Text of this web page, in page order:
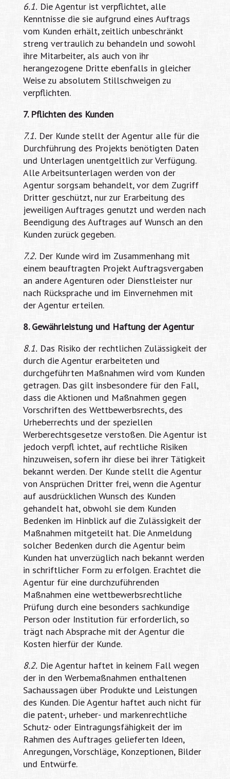
6.1.Die Agentur ist verpflichtet, alle
Kenntnisse die sie aufgrund eines Auftrags
vom Kunden erhält, zeitlich unbeschränkt
streng vertraulich zu behandeln und sowohl
ihre Mitarbeiter, als auch von ihr
herangezogene Dritte ebenfalls in gleicher
Weise zu absolutem Stillschweigen zu
verpflichten.
7. Pflichten des Kunden
7.1.Der Kunde stellt der Agentur alle für die
Durchführung des Projekts benötigten Daten
und Unterlagen unentgeltlich zur Verfügung.
Alle Arbeitsunterlagen werden von der
Agentur sorgsam behandelt, vor dem Zugriff
Dritter geschützt, nur zur Erarbeitung des
jeweiligen Auftrages genutzt und werden nach
Beendigung des Auftrages auf Wunsch an den
Kunden zurück gegeben.
7.2.Der Kunde wird im Zusammenhang mit
einem beauftragten Projekt Auftragsvergaben
an andere Agenturen oder Dienstleister nur
nach Rücksprache und im Einvernehmen mit
der Agentur erteilen.
8. Gewährleistung und Haftung der Agentur
8.1.Das Risiko der rechtlichen Zulässigkeit der
durch die Agentur erarbeiteten und
durchgeführten Maßnahmen wird vom Kunden
getragen. Das gilt insbesondere für den Fall,
dass die Aktionen und Maßnahmen gegen
Vorschriften des Wettbewerbsrechts, des
Urheberrechts und der speziellen
Werberechtsgesetze verstoßen. Die Agentur ist
jedoch verpfl ichtet, auf rechtliche Risiken
hinzuweisen, sofern ihr diese bei ihrer Tätigkeit
bekannt werden. Der Kunde stellt die Agentur
von Ansprüchen Dritter frei, wenn die Agentur
auf ausdrücklichen Wunsch des Kunden
gehandelt hat, obwohl sie dem Kunden
Bedenken im Hinblick auf die Zulässigkeit der
Maßnahmen mitgeteilt hat. Die Anmeldung
solcher Bedenken durch die Agentur beim
Kunden hat unverzüglich nach bekannt werden
in schriftlicher Form zu erfolgen. Erachtet die
Agentur für eine durchzuführenden
Maßnahmen eine wettbewerbsrechtliche
Prüfung durch eine besonders sachkundige
Person oder Institution für erforderlich, so
trägt nach Absprache mit der Agentur die
Kosten hierfür der Kunde.
8.2.Die Agentur haftet in keinem Fall wegen
der in den Werbemaßnahmen enthaltenen
Sachaussagen über Produkte und Leistungen
des Kunden. Die Agentur haftet auch nicht für
die patent-, urheber- und markenrechtliche
Schutz- oder Eintragungsfähigkeit der im
Rahmen des Auftrages gelieferten Ideen,
Anregungen, Vorschläge, Konzeptionen, Bilder
und Entwürfe.